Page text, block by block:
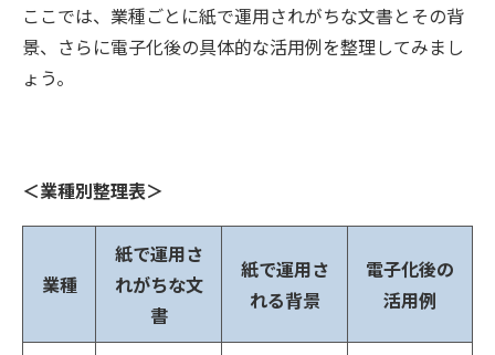
ここでは、業種ごとに紙で運用されがちな文書とその背
景、さらに電子化後の具体的な活用例を整理してみまし
ょう。
＜業種別整理表＞
業種
紙で運用さ
れがちな文
書
紙で運用さ
れる背景
電子化後の
活用例